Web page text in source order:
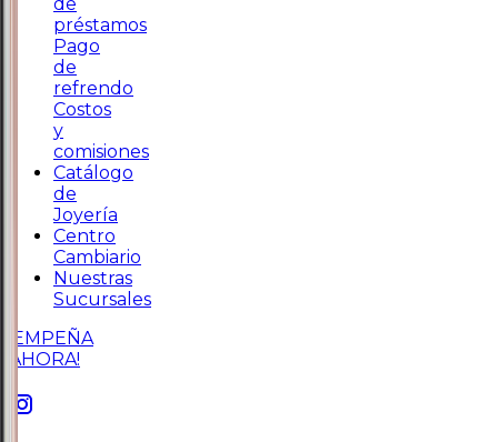
préstamos
Pago
de
refrendo
Costos
y
comisiones
Catálogo
de
Joyería
Centro
Cambiario
Nuestras
Sucursales
¡EMPEÑA
AHORA!